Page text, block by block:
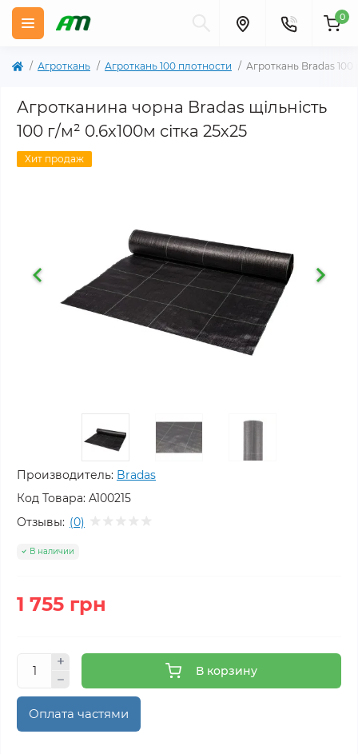
0
Агроткань Агроткань 100 плотности Агроткань Bradas 100
Агротканина чорна Bradas щільність
100 г/м² 0.6х100м сітка 25х25
Хит продаж
Производитель: Bradas
Код Товара: A100215
Отзывы: (0)
В наличии
1 755 грн
В корзину
Оплата частями